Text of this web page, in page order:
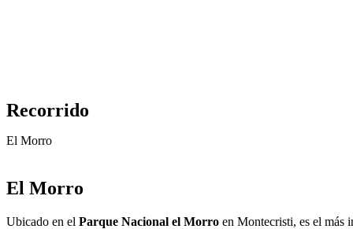
Recorrido
El Morro
El Morro
Ubicado en el Parque Nacional el Morro en Montecristi, es el más